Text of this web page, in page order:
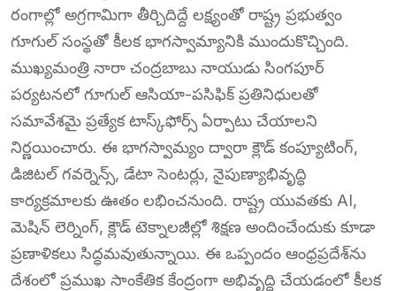
రంగాల్లో అగ్రగామిగా తీర్చిదిద్దే లక్ష్యంతో రాష్ట్ర ప్రభుత్వం
గూగుల్ సంస్థతో కీలక భాగస్వామ్యానికి ముందుకొచ్చింది.
ముఖ్యమంత్రి నారా చంద్రబాబు నాయుడు సింగపూర్
పర్యటనలో గూగుల్ ఆసియా-పసిఫిక్ ప్రతినిధులతో
సమావేశమై ప్రత్యేక టాస్క్‌ఫోర్స్ ఏర్పాటు చేయాలని
నిర్ణయించారు. ఈ భాగస్వామ్యం ద్వారా క్లౌడ్ కంప్యూటింగ్,
డిజిటల్ గవర్నెన్స్, డేటా సెంటర్లు, నైపుణ్యాభివృద్ధి
కార్యక్రమాలకు ఊతం లభించనుంది. రాష్ట్ర యువతకు AI,
మెషిన్ లెర్నింగ్, క్లౌడ్ టెక్నాలజీల్లో శిక్షణ అందించేందుకు కూడా
ప్రణాళికలు సిద్ధమవుతున్నాయి. ఈ ఒప్పందం ఆంధ్రప్రదేశ్‌ను
దేశంలో ప్రముఖ సాంకేతిక కేంద్రంగా అభివృద్ధి చేయడంలో కీలక